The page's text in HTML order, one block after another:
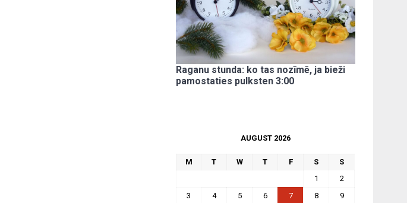
Raganu stunda: ko tas nozīmē, ja bieži
pamostaties pulksten 3:00
AUGUST 2026
M T W T F S
S
1
2
3
4 5 6 7 8
9